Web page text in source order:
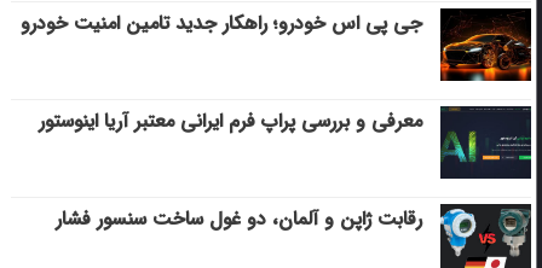
جی پی اس خودرو؛ راهکار جدید تامین امنیت خودرو
معرفی و بررسی پراپ فرم ایرانی معتبر آریا اینوستور
رقابت ژاپن و آلمان، دو غول ساخت سنسور فشار